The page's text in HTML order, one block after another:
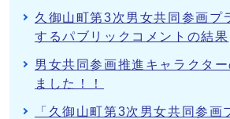
久御山町第3次男女共同参画プ
するパブリックコメントの結果
男女共同参画推進キャラクタ
ました！！
「久御山町第3次男女共同参画